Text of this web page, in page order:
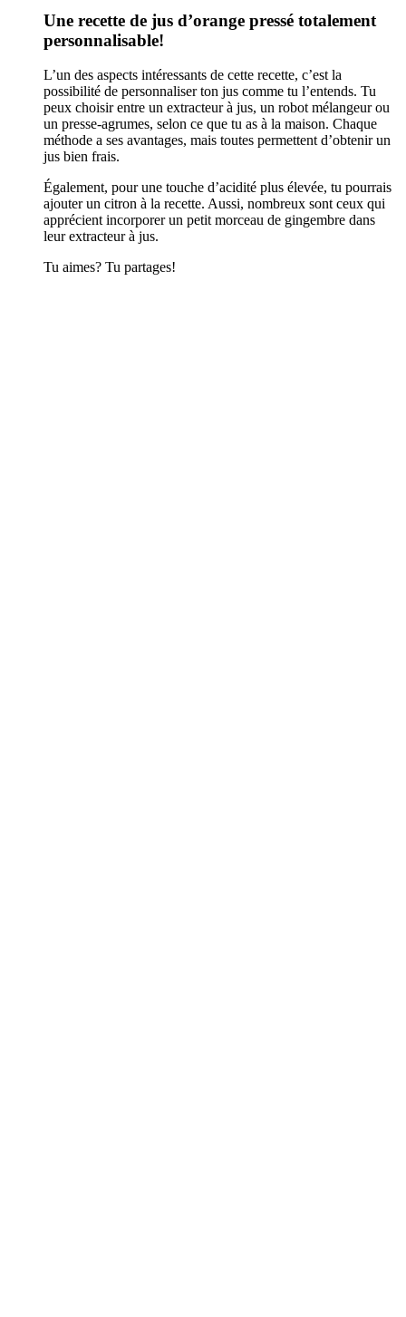
Une recette de jus d’orange pressé totalement
personnalisable!
L’un des aspects intéressants de cette recette, c’est la
possibilité de personnaliser ton jus comme tu l’entends. Tu
peux choisir entre un extracteur à jus, un robot mélangeur ou
un presse-agrumes, selon ce que tu as à la maison. Chaque
méthode a ses avantages, mais toutes permettent d’obtenir un
jus bien frais.
Également, pour une touche d’acidité plus élevée, tu pourrais
ajouter un citron à la recette. Aussi, nombreux sont ceux qui
apprécient incorporer un petit morceau de gingembre dans
leur extracteur à jus.
Tu aimes? Tu partages!